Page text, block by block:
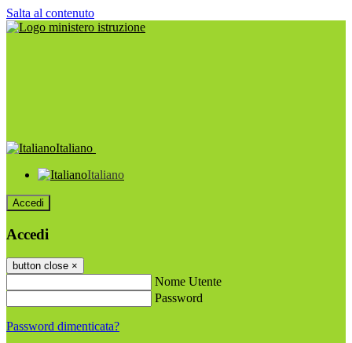
Salta al contenuto
Italiano
Italiano
Accedi
Accedi
button close ×
Nome Utente
Password
Password dimenticata?